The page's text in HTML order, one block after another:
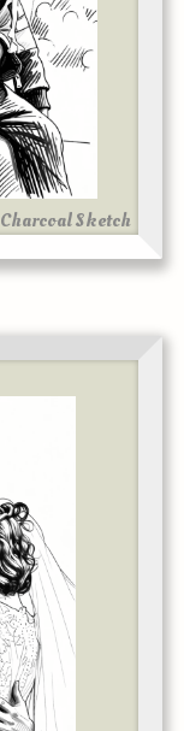
Charcoal Sketch